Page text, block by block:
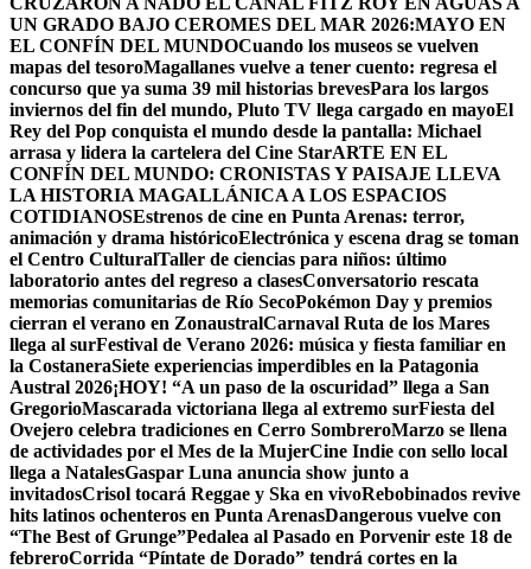
UN GRADO BAJO CEROMES DEL MAR 2026:MAYO EN
EL CONFÍN DEL MUNDOCuando los museos se vuelven
mapas del tesoroMagallanes vuelve a tener cuento: regresa el
concurso que ya suma 39 mil historias brevesPara los largos
inviernos del fin del mundo, Pluto TV llega cargado en mayoEl
Rey del Pop conquista el mundo desde la pantalla: Michael
arrasa y lidera la cartelera del Cine StarARTE EN EL
CONFÍN DEL MUNDO: CRONISTAS Y PAISAJE LLEVA
LA HISTORIA MAGALLÁNICA A LOS ESPACIOS
COTIDIANOSEstrenos de cine en Punta Arenas: terror,
animación y drama históricoElectrónica y escena drag se toman
el Centro CulturalTaller de ciencias para niños: último
laboratorio antes del regreso a clasesConversatorio rescata
memorias comunitarias de Río SecoPokémon Day y premios
cierran el verano en ZonaustralCarnaval Ruta de los Mares
llega al surFestival de Verano 2026: música y fiesta familiar en
la CostaneraSiete experiencias imperdibles en la Patagonia
Austral 2026¡HOY! “A un paso de la oscuridad” llega a San
GregorioMascarada victoriana llega al extremo surFiesta del
Ovejero celebra tradiciones en Cerro SombreroMarzo se llena
de actividades por el Mes de la MujerCine Indie con sello local
llega a NatalesGaspar Luna anuncia show junto a
invitadosCrisol tocará Reggae y Ska en vivoRebobinados revive
hits latinos ochenteros en Punta ArenasDangerous vuelve con
“The Best of Grunge”Pedalea al Pasado en Porvenir este 18 de
febreroCorrida “Píntate de Dorado” tendrá cortes en la